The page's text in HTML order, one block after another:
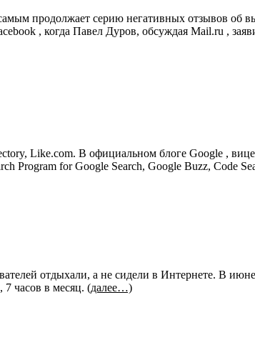
продолжает серию негативных отзывов об
, когда Павел Дуров, обсуждая Mail.ru ,
Like.com. В официальном блоге Google ,
Program for Google Search, Google Buzz, Code
отдыхали, а не сидели в Интернете. В
7 часов в месяц. (далее…)